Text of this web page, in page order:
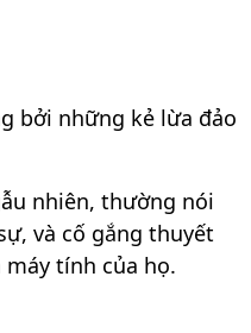
bởi những kẻ lừa đảo
nhiên, thường nói
và cố gắng thuyết
tính của họ.